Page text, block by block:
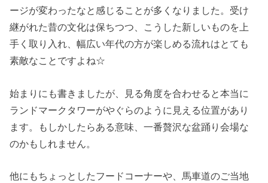
ージが変わったなと感じることが多くなりました。受け
継がれた昔の文化は保ちつつ、こうした新しいものを上
手く取り入れ、幅広い年代の方が楽しめる流れはとても
素敵なことですよね☆
始まりにも書きましたが、見る角度を合わせると本当に
ランドマークタワーがやぐらのように見える位置があり
ます。もしかしたらある意味、一番贅沢な盆踊り会場な
のかもしれません。
他にもちょっとしたフードコーナーや、馬車道のご当地